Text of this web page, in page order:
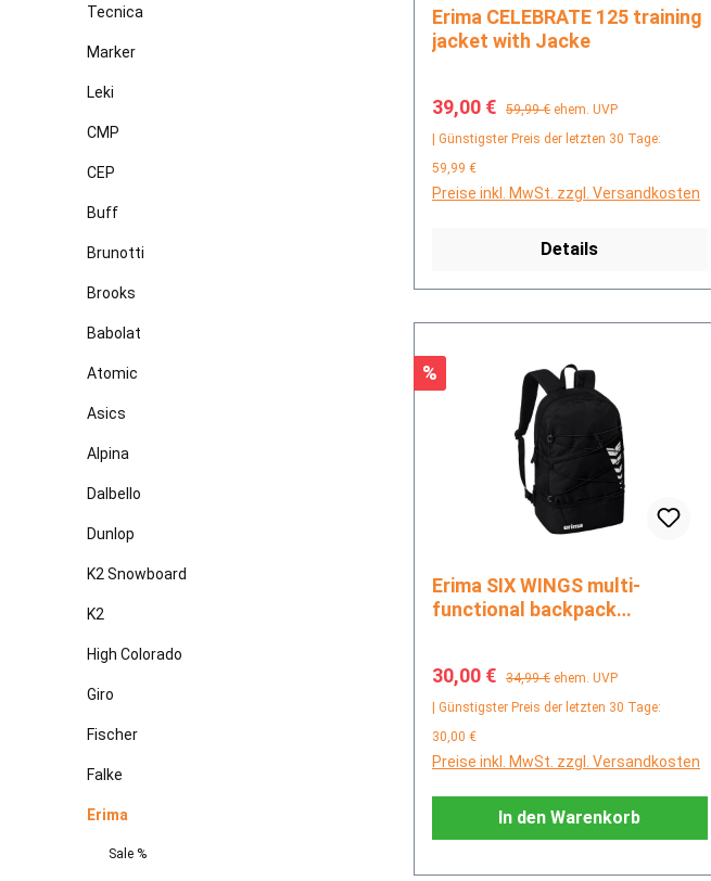
Tecnica
Marker
Leki
CMP
CEP
Buff
Brunotti
Brooks
Babolat
Atomic
Asics
Alpina
Dalbello
Dunlop
K2 Snowboard
K2
High Colorado
Giro
Fischer
Falke
Erima
Sale %
Erima CELEBRATE 125 training
jacket with Jacke
Verkaufspreis:
39,00 € Regulärer Preis:
59,99 € ehem. UVP
| Günstigster Preis der letzten 30 Tage:
59,99 €
Preise inkl. MwSt. zzgl. Versandkosten
Details
Rabatt
%
Erima SIX WINGS multi-
functional backpack
Verkaufspreis:
30,00 € Regulärer Preis:
34,99 € ehem. UVP
| Günstigster Preis der letzten 30 Tage:
30,00 €
Preise inkl. MwSt. zzgl. Versandkosten
In den Warenkorb